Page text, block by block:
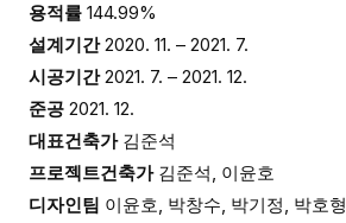
용적률 144.99%
설계기간2020. 11. – 2021. 7.
시공기간2021. 7. – 2021. 12.
준공 2021. 12.
대표건축가김준석
프로젝트건축가김준석, 이윤호
디자인팀 이윤호, 박창수, 박기정, 박호형